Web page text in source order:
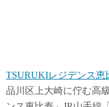
TSURUKIレジデンス恵
品川区上大崎に佇む高